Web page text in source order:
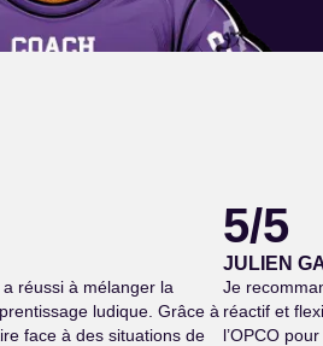
réussi à mélanger la
ludique. Grâce à
face à des situations de
5/5
JULIEN
Je
réactif et
l’OPCO